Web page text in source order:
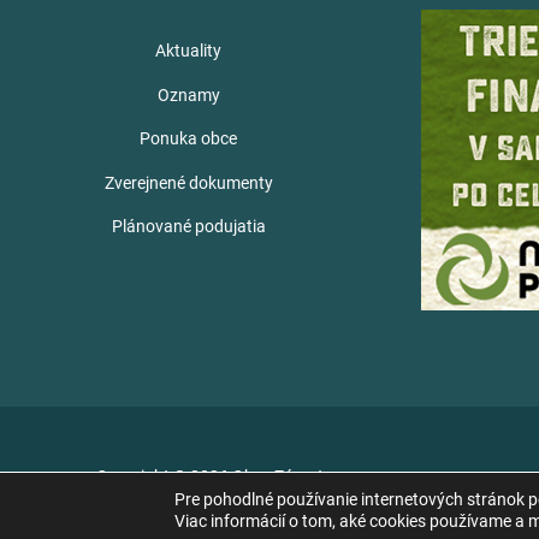
Aktuality
Oznamy
Ponuka obce
Zverejnené dokumenty
Plánované podujatia
Copyright © 2026 Obec Zámutov
Pre pohodlné používanie internetových stránok
Viac informácií o tom, aké cookies používame a